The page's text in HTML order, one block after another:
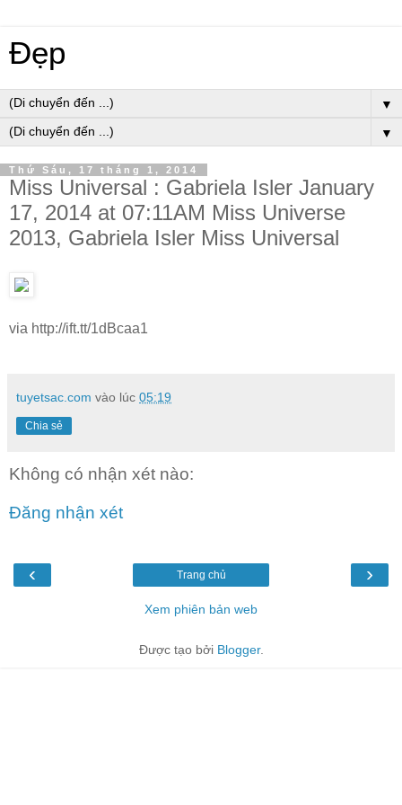
Đẹp
▼
▼
Thứ Sáu, 17 tháng 1, 2014
Miss Universal : Gabriela Isler January
17, 2014 at 07:11AM Miss Universe
2013, Gabriela Isler Miss Universal
via http://ift.tt/1dBcaa1
tuyetsac.com vào lúc 05:19
Chia sẻ
Không có nhận xét nào:
Đăng nhận xét
‹ ›
Trang chủ
Xem phiên bản web
Được tạo bởi Blogger.